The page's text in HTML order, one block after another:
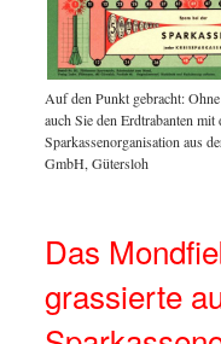
Auf den Punkt gebracht:
auch Sie den Erdtrabanten
Sparkassenorganisation aus
GmbH, Gütersloh
Das
grassierte